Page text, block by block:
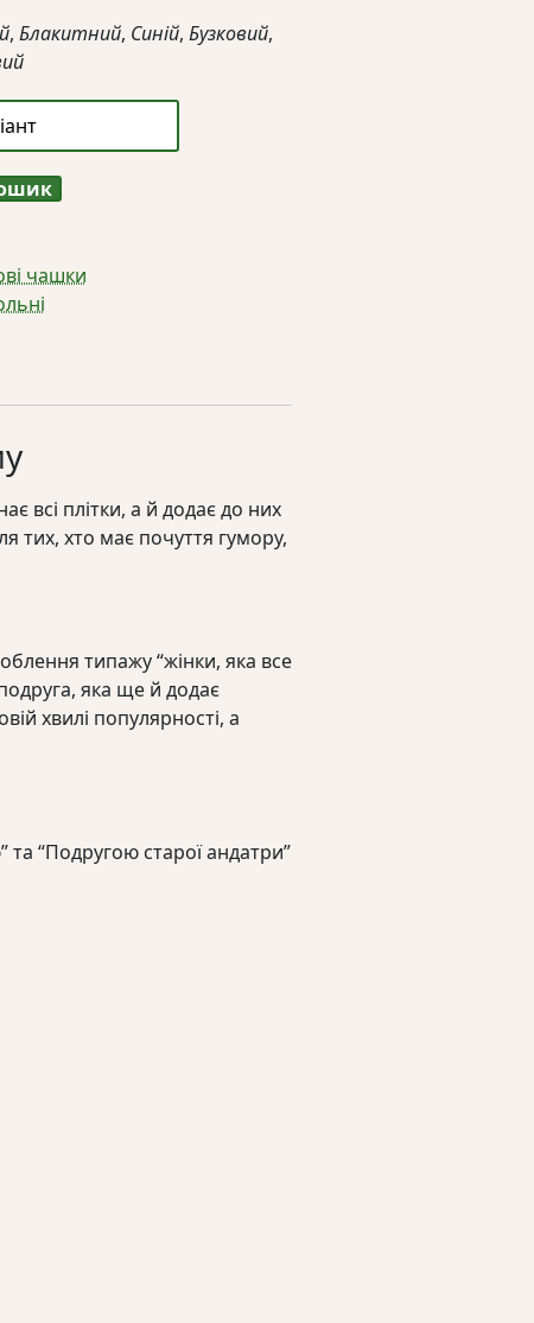
, Блакитний, Синій, Бузковий,
чашки
всі плітки, а й додає до них
тих, хто має почуття гумору,
типажу “жінки, яка все
яка ще й додає
хвилі популярності, а
“Подругою старої андатри”